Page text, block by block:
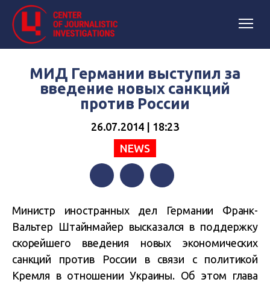
МИД Германии выступил за
введение новых санкций
против России
26.07.2014 | 18:23
NEWS
Министр иностранных дел Германии Франк-
Вальтер Штайнмайер высказался в поддержку
скорейшего введения новых экономических
санкций против России в связи с политикой
Кремля в отношении Украины. Об этом глава